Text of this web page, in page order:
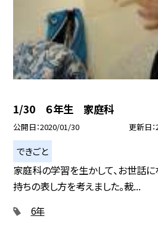
1/30 ６年生 家庭科
公開日 2020/01/30 更新日
できごと
家庭科の学習を生かして、お世話
持ちの表し方を考えました。裁...
6年